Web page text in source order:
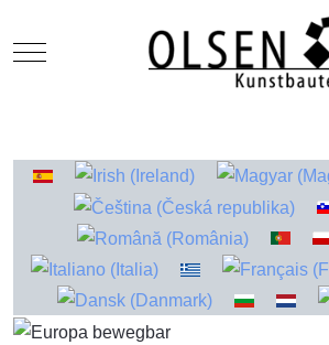
Mobile Menu Toggle
Select your language